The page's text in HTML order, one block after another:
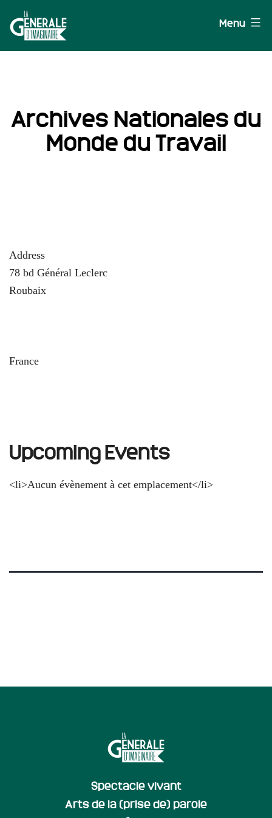
au
contenu
Menu
Archives Nationales du
Monde du Travail
Address
78 bd Général Leclerc
Roubaix
France
Upcoming Events
<li>Aucun évènement à cet emplacement</li>
Spectacle vivant
Arts de la (prise de) parole